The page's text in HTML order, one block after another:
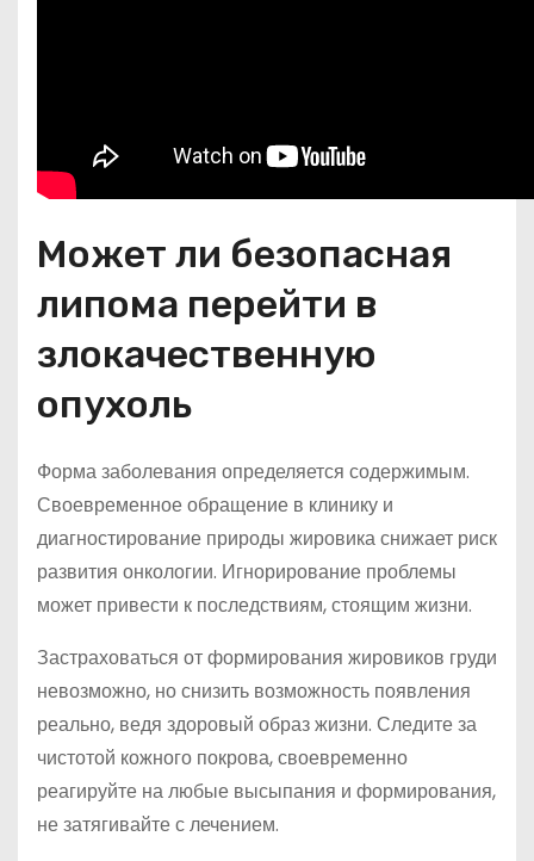
Может ли безопасная
липома перейти в
злокачественную
опухоль
Форма заболевания определяется содержимым.
Своевременное обращение в клинику и
диагностирование природы жировика снижает риск
развития онкологии. Игнорирование проблемы
может привести к последствиям, стоящим жизни.
Застраховаться от формирования жировиков груди
невозможно, но снизить возможность появления
реально, ведя здоровый образ жизни. Следите за
чистотой кожного покрова, своевременно
реагируйте на любые высыпания и формирования,
не затягивайте с лечением.